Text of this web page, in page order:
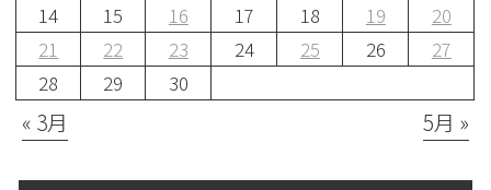
14
15 16 17 18 19
20
21
22 23 24 25 26
27
28
29 30
« 3月 5月 »